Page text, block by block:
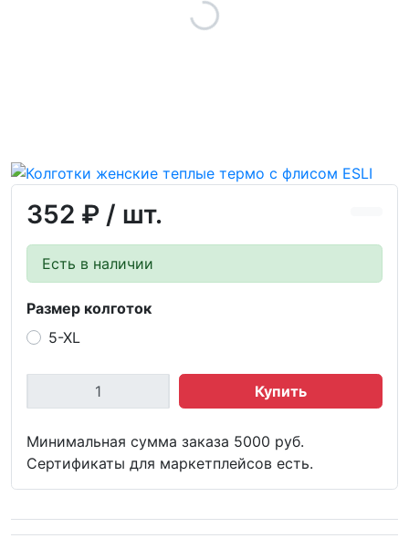
352 ₽ / шт.
Есть в наличии
Размер колготок
5-XL
Купить
Минимальная сумма заказа 5000 руб.
Сертификаты для маркетплейсов есть.